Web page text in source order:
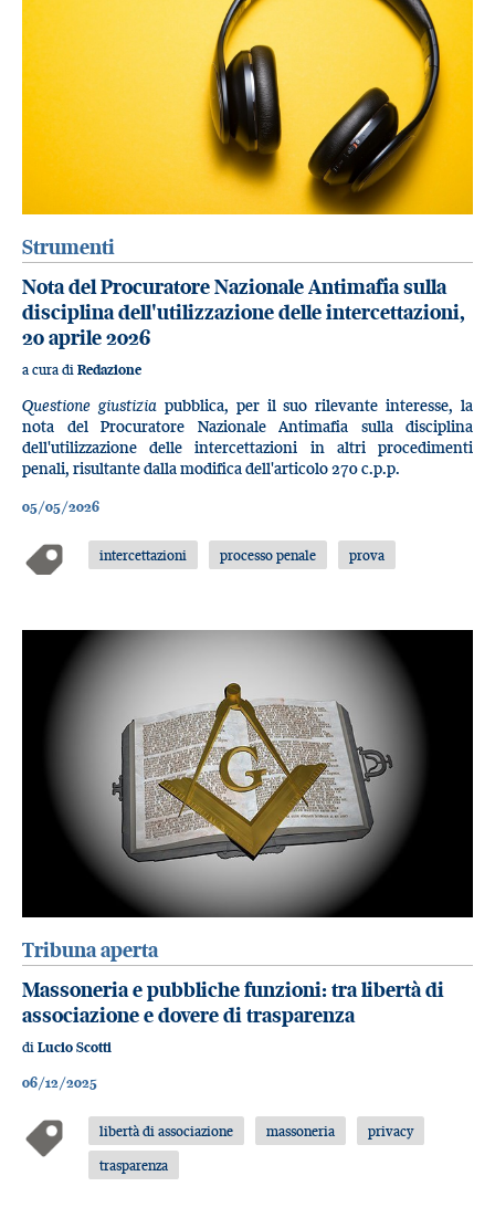
Strumenti
Nota del Procuratore Nazionale Antimafia sulla
disciplina dell'utilizzazione delle intercettazioni,
20 aprile 2026
a cura di Redazione
Questione giustizia pubblica, per il suo rilevante interesse, la
nota del Procuratore Nazionale Antimafia sulla disciplina
dell'utilizzazione delle intercettazioni in altri procedimenti
penali, risultante dalla modifica dell'articolo 270 c.p.p.
05/05/2026
intercettazioni processo penale prova
Tribuna aperta
Massoneria e pubbliche funzioni: tra libertà di
associazione e dovere di trasparenza
di Lucio Scotti
06/12/2025
libertà di associazione massoneria
privacy
trasparenza